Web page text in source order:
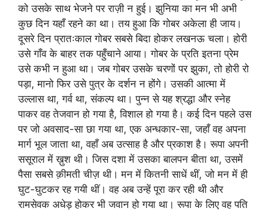
को उसके साथ भेजने पर राज़ी न हुई। झुनिया का मन भी अभी
कुछ दिन यहाँ रहने का था। तय हुआ कि गोबर अकेला ही जाय।
दूसरे दिन प्रातःकाल गोबर सबसे बिदा होकर लखनऊ चला। होरी
उसे गाँव के बाहर तक पहुँचाने आया। गोबर के प्रति इतना प्रेम
उसे कभी न हुआ था। जब गोबर उसके चरणों पर झुका, तो होरी रो
पड़ा, मानो फिर उसे पुत्र के दर्शन न होंगे। उसकी आत्मा में
उल्लास था, गर्व था, संकल्प था। पुन्न से यह श्रद्धा और स्नेह
पाकर वह तेजवान हो गया है, विशाल हो गया है। कई दिन पहले उस
पर जो अवसाद-सा छा गया था, एक अन्धकार-सा, जहाँ वह अपना
मार्ग भूल जाता था, वहाँ अब उत्साह है और प्रकाश है। रूपा अपनी
ससूराल में ख़ुश थी। जिस दशा में उसका बालपन बीता था, उसमें
पैसा सबसे क़ीमती चीज़ थी। मन में कितनी साधें थीं, जो मन में ही
घुट-घुटकर रह गयी थीं। वह अब उन्हें पूरा कर रही थी और
रामसेवक अधेड़ होकर भी जवान हो गया था। रूपा के लिए वह पति